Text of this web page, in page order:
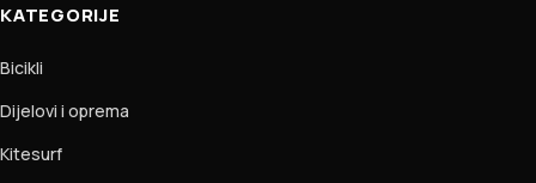
KATEGORIJE
Bicikli
Dijelovi i oprema
Kitesurf